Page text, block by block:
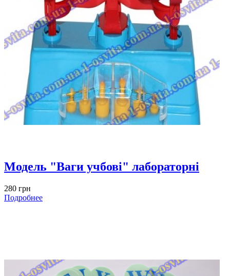
Модель "Ваги учбові" лабораторні
280 грн
Подробнее